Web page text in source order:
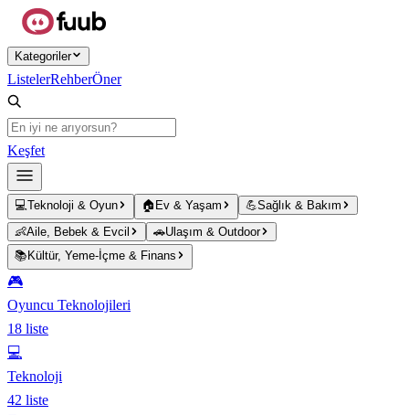
Ana içeriğe atla
Kategoriler
ListelerRehberÖner
Keşfet
💻Teknoloji & Oyun 🏠 Ev & Yaşam 💪Sağlık & Bakım
👶Aile, Bebek & Evcil 🚗Ulaşım & Outdoor
📚 Kültür, Yeme-İçme & Finans
🎮
Oyuncu Teknolojileri
18 liste
💻
Teknoloji
42 liste